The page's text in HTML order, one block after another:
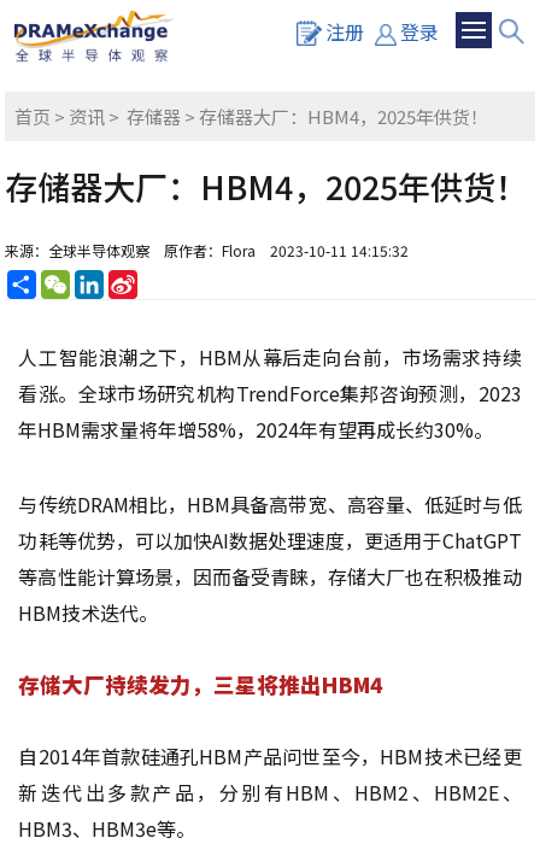
注册 登录
首页 > 资讯>存储器> 存储器大厂：HBM4，2025年供货！
存储器大厂：HBM4，2025年供货！
来源：全球半导体观察 原作者：Flora 2023-10-11 14:15:32
分
享
WeChatLinkedIn
人工智能浪潮之下，HBM从幕后走向台前，市场需求持续
看涨。全球市场研究机构TrendForce集邦咨询预测，2023
年HBM需求量将年增58%，2024年有望再成长约30%。
与传统DRAM相比，HBM具备高带宽、高容量、低延时与低
功耗等优势，可以加快AI数据处理速度，更适用于ChatGPT
等高性能计算场景，因而备受青睐，存储大厂也在积极推动
HBM技术迭代。
存储大厂持续发力，三星将推出HBM4
自2014年首款硅通孔HBM产品问世至今，HBM技术已经更
新迭代出多款产品，分别有HBM、HBM2、HBM2E、
HBM3、HBM3e等。